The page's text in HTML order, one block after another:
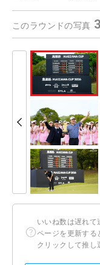
このラウンドの写真
いいね数は遅れて
ページを更新する
クリックして推し